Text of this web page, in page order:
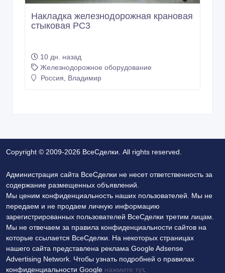
Накладка железнодорожная крановая
стыковая РС3
Железнодорожное оборудование
Россия, Владимир
Copyright © 2009-2026 ВсеСделки. All rights reserved.
содержание размещенных объявлений.
Мы ценим конфиденциальность наших пользователей. Мы не
передаем и не продаем личную информацию
зарегистрированных пользователей ВсеСделки третим лицам.
Мы не отвечаем за правила конфиденциальности сайтов на
которые ссылается ВсеСделки. На некоторых страницах
нашего сайта представлена реклама Google Adsense
Advertising Network. Чтобы узнать подробней о правилах
конфиденциальности Googleнажмите тут.